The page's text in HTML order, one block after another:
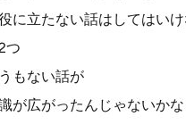
に立たない話はしてはい
つ
もない話が
が広がったんじゃないか